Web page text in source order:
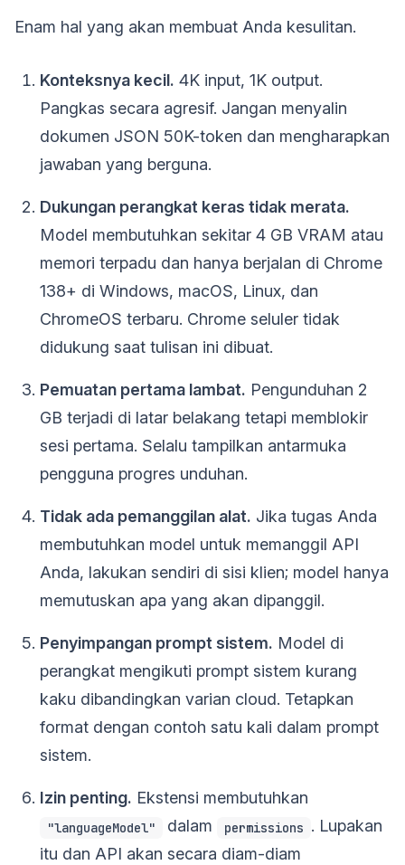
Enam hal yang akan membuat Anda kesulitan.
Konteksnya kecil. 4K input, 1K output.
Pangkas secara agresif. Jangan menyalin
dokumen JSON 50K-token dan mengharapkan
jawaban yang berguna.
Dukungan perangkat keras tidak merata.
Model membutuhkan sekitar 4 GB VRAM atau
memori terpadu dan hanya berjalan di Chrome
138+ di Windows, macOS, Linux, dan
ChromeOS terbaru. Chrome seluler tidak
didukung saat tulisan ini dibuat.
Pemuatan pertama lambat. Pengunduhan 2
GB terjadi di latar belakang tetapi memblokir
sesi pertama. Selalu tampilkan antarmuka
pengguna progres unduhan.
Tidak ada pemanggilan alat. Jika tugas Anda
membutuhkan model untuk memanggil API
Anda, lakukan sendiri di sisi klien; model hanya
memutuskan apa yang akan dipanggil.
Penyimpangan prompt sistem. Model di
perangkat mengikuti prompt sistem kurang
kaku dibandingkan varian cloud. Tetapkan
format dengan contoh satu kali dalam prompt
sistem.
Izin penting. Ekstensi membutuhkan
"languageModel" dalam permissions . Lupakan
itu dan API akan secara diam-diam